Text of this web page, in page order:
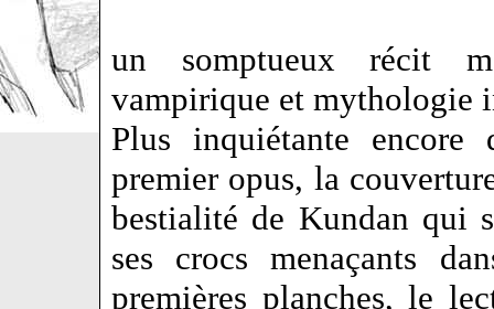
un somptueux récit
vampirique et mythologie
Plus inquiétante encore
premier opus, la
bestialité de Kundan qui
ses crocs menaçants
premières planches, le